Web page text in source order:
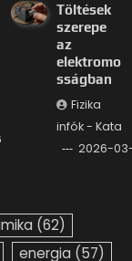
Töltések
szerepe
az
elektromo
sságban
Fizika
infók - Kata
2026-
(62)
energia (57)